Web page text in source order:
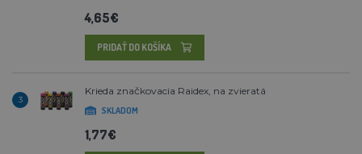
4,65€
PRIDAŤ DO KOŠÍKA
3
Krieda značkovacia Raidex, na zvieratá
SKLADOM
1,77€